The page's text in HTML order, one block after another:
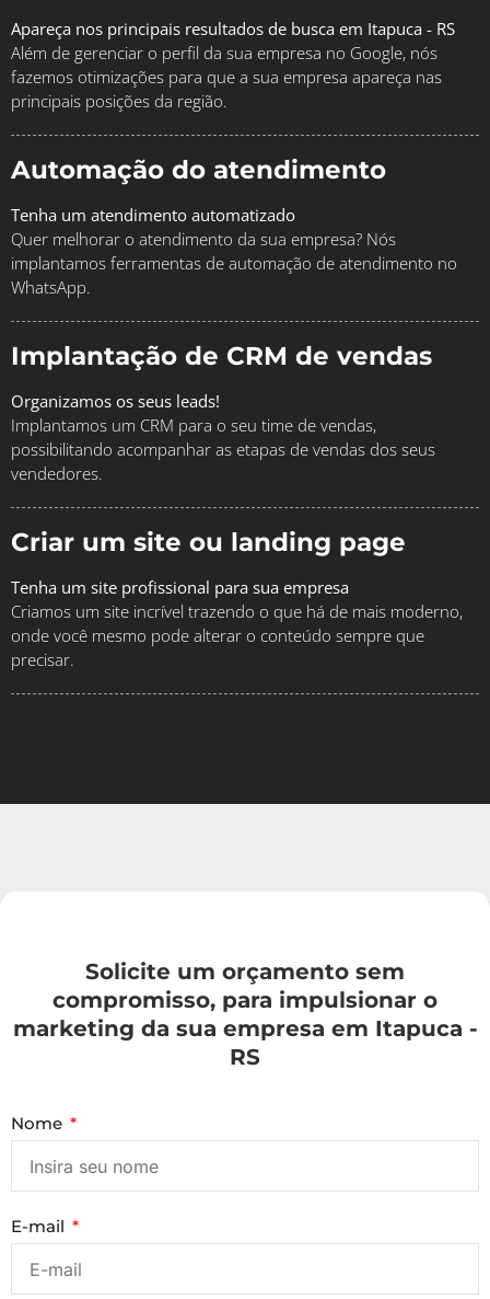
Apareça nos principais resultados de busca em Itapuca - RS
Além de gerenciar o perfil da sua empresa no Google, nós
fazemos otimizações para que a sua empresa apareça nas
principais posições da região.
Automação do atendimento
Tenha um atendimento automatizado
Quer melhorar o atendimento da sua empresa? Nós
implantamos ferramentas de automação de atendimento no
WhatsApp.
Implantação de CRM de vendas
Organizamos os seus leads!
Implantamos um CRM para o seu time de vendas,
possibilitando acompanhar as etapas de vendas dos seus
vendedores.
Criar um site ou landing page
Tenha um site profissional para sua empresa
Criamos um site incrível trazendo o que há de mais moderno,
onde você mesmo pode alterar o conteúdo sempre que
precisar.
Solicite um orçamento sem
compromisso, para impulsionar o
marketing da sua empresa em Itapuca -
RS
Nome
E-mail